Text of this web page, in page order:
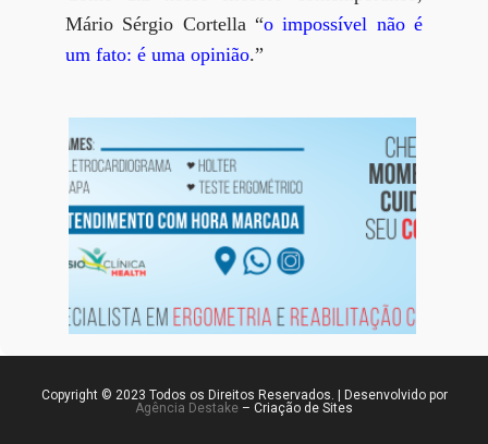
Mário Sérgio Cortella “o impossível não é
um fato: é uma opinião.”
Copyright © 2023 Todos os Direitos Reservados. | Desenvolvido por
Agência Destake – Criação de Sites